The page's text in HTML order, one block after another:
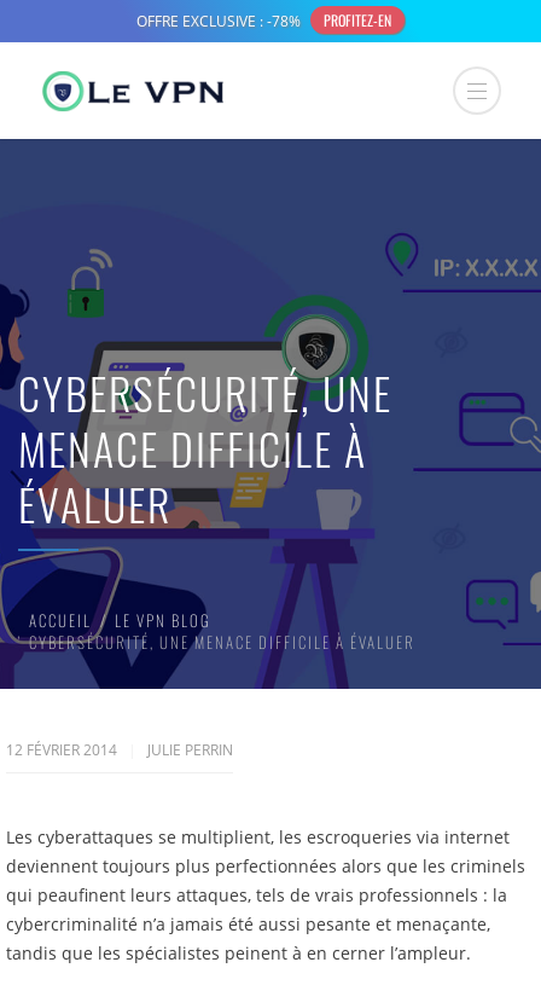
CYBERSÉCURITÉ, UNE
MENACE DIFFICILE À
ÉVALUER
ACCUEIL
LE VPN BLOG
CYBERSÉCURITÉ, UNE MENACE DIFFICILE À ÉVALUER
12 FÉVRIER 2014 JULIE PERRIN
Les cyberattaques se multiplient, les escroqueries via internet
deviennent toujours plus perfectionnées alors que les criminels
qui peaufinent leurs attaques, tels de vrais professionnels : la
cybercriminalité n’a jamais été aussi pesante et menaçante,
tandis que les spécialistes peinent à en cerner l’ampleur.